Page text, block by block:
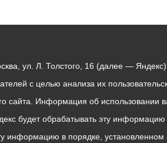
ул. Л. Толстого, 16 (далее — Яндекс).
с целью анализа их
Информация об использовании
будет обрабатывать эту информацию
информацию в порядке, установленном